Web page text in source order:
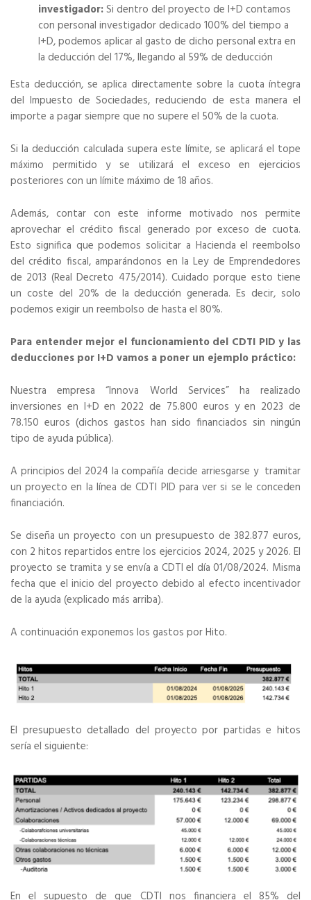
investigador:Si dentro del proyecto de I+D contamos
con personal investigador dedicado 100% del tiempo a
I+D, podemos aplicar al gasto de dicho personal extra en
la deducción del 17%, llegando al 59% de deducción
Esta deducción, se aplica directamente sobre la cuota íntegra
del Impuesto de Sociedades, reduciendo de esta manera el
importe a pagar siempre que no supere el 50% de la cuota.
Si la deducción calculada supera este límite, se aplicará el tope
máximo permitido y se utilizará el exceso en ejercicios
posteriores con un límite máximo de 18 años.
Además, contar con este informe motivado nos permite
aprovechar el crédito fiscal generado por exceso de cuota.
Esto significa que podemos solicitar a Hacienda el reembolso
del crédito fiscal, amparándonos en la Ley de Emprendedores
de 2013 (Real Decreto 475/2014). Cuidado porque esto tiene
un coste del 20% de la deducción generada. Es decir, solo
podemos exigir un reembolso de hasta el 80%.
Para entender mejor el funcionamiento del CDTI PID y las
deducciones por I+D vamos a poner un ejemplo práctico:
Nuestra empresa “Innova World Services” ha realizado
inversiones en I+D en 2022 de 75.800 euros y en 2023 de
78.150 euros (dichos gastos han sido financiados sin ningún
tipo de ayuda pública).
A principios del 2024 la compañía decide arriesgarse y tramitar
un proyecto en la línea de CDTI PID para ver si se le conceden
financiación.
Se diseña un proyecto con un presupuesto de 382.877 euros,
con 2 hitos repartidos entre los ejercicios 2024, 2025 y 2026. El
proyecto se tramita y se envía a CDTI el día 01/08/2024. Misma
fecha que el inicio del proyecto debido al efecto incentivador
de la ayuda (explicado más arriba).
A continuación exponemos los gastos por Hito.
El presupuesto detallado del proyecto por partidas e hitos
sería el siguiente: